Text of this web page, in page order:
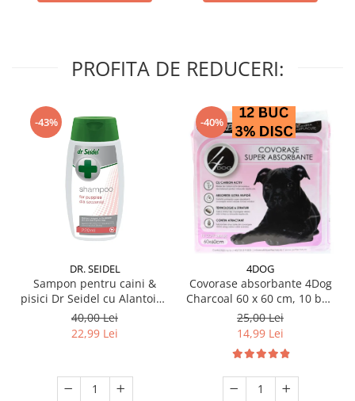
PROFITA DE REDUCERI:
-43%
DR. SEIDEL
Sampon pentru caini &
pisici Dr Seidel cu Alantoina
220 ml
40,00 Lei
22,99 Lei
-40%
4DOG
Covorase absorbante 4Dog
Charcoal 60 x 60 cm, 10 buc
/ pachet
25,00 Lei
14,99 Lei